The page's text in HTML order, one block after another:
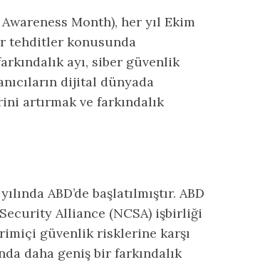
Month), her yıl Ekim
tehditler konusunda
ayı, siber güvenlik
dijital dünyada
artırmak ve farkındalık
ABD’de başlatılmıştır. ABD
Alliance (NCSA) işbirliği
güvenlik risklerine karşı
daha geniş bir farkındalık